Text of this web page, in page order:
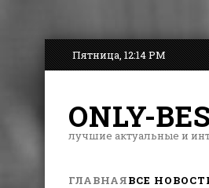
Пятница, 12:14 PM
ONLY-
лучшие актуальные и
ГЛАВНАЯВСЕ